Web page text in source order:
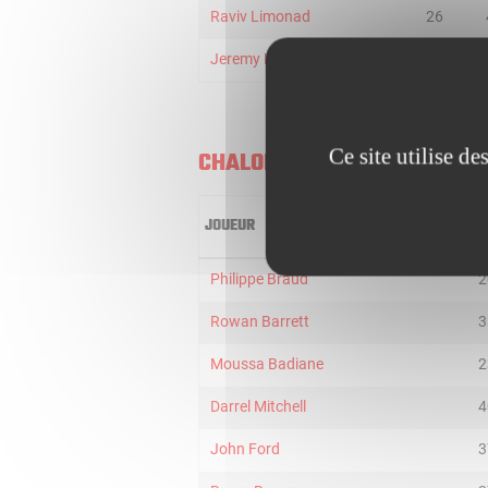
Raviv Limonad 26
Jeremy LELOUP
CHALON
JOUEUR
Philippe Braud
Rowan Barrett
Moussa Badiane
Darrel Mitchell
John Ford
Ce site utilise